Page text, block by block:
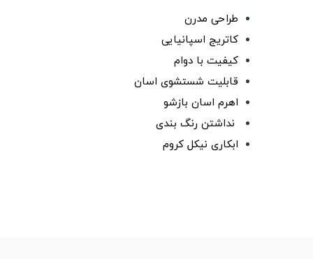
طراحی مدرن
کاتریج اسپانیایی
کیفیت با دوام
قابلیت شستشوی اسان
اهرم اسان بازشو
نداشتن رنگ بندی
ابکاری نیکل کروم